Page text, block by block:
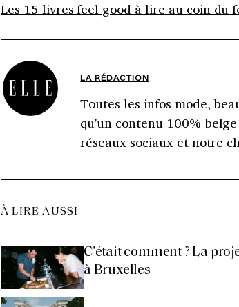
Les 15 livres feel good à lire au coin du
LA RÉDACTION
Toutes les infos mode,
qu'un contenu 100%
réseaux sociaux et notre
À LIRE AUSSI
C’était comment ? La
à Bruxelles